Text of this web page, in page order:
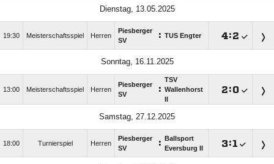
Dienstag, 13.05.2025
19:30 Meisterschaftsspiel Herren
Piesberger
SV
: TUS Engter :
Sonntag, 16.11.2025
13:00 Meisterschaftsspiel Herren
Piesberger
SV
:
TSV
Wallenhorst
:
Samstag, 27.12.2025
18:00 Turnierspiel Herren
Piesberger
SV
:
Ballsport
Eversburg II
: